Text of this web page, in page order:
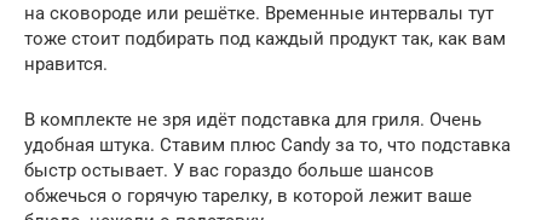
на сковороде или решётке. Временные интервалы тут
тоже стоит подбирать под каждый продукт так, как вам
нравится.
В комплекте не зря идёт подставка для гриля. Очень
удобная штука. Ставим плюс Candy за то, что подставка
быстр остывает. У вас гораздо больше шансов
обжечься о горячую тарелку, в которой лежит ваше